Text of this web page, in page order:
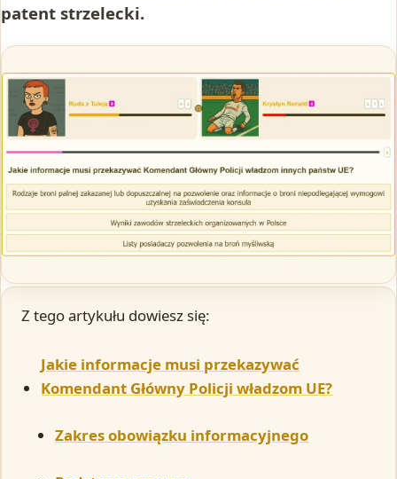
patent strzelecki.
Z tego artykułu dowiesz się:
Jakie informacje musi przekazywać
Komendant Główny Policji władzom UE?
Zakres obowiązku informacyjnego